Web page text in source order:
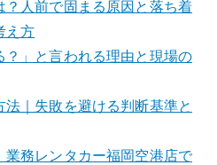
人前で固まる原因と落ち着
え方
？」と言われる理由と現場の
｜失敗を避ける判断基準と
務レンタカー福岡空港店で